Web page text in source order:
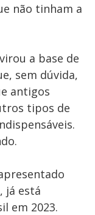
não tinham a
a base de
sem dúvida,
antigos
tipos de
já está
em 2023.